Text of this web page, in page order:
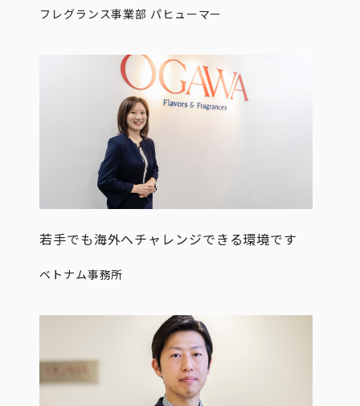
フレグランス事業部 パヒューマー
若手でも海外へチャレンジできる環境です
ベトナム事務所